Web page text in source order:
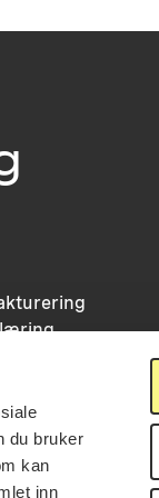
du bruker
kan
inn